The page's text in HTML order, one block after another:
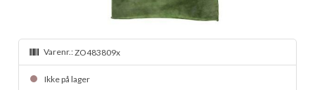
Varenr.:ZO483809x
Ikke på lager